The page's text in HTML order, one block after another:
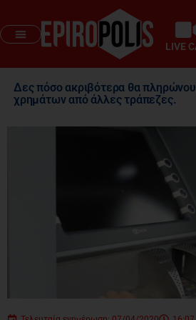
LIVE
Δες πόσο ακριβότερα θα
χρημάτων από άλλες τράπεζες.